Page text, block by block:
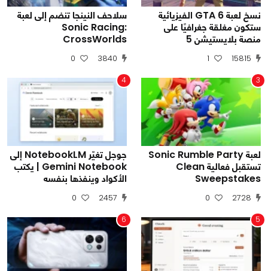
نسخ لعبة GTA 6 الفيزيائية
ستكون مغلقة جغرافيًا على
منصة بلايستيشن 5
15815
1
سلاحف النينجا تنضم إلى لعبة
Sonic Racing:
CrossWorlds
3840
0
3
لعبة Sonic Rumble Party
تستقبل فعالية Clean
Sweepstakes
2728
0
4
جوجل تغيّر NotebookLM إلى
Gemini Notebook | يكتب
الأكواد وينفذها بنفسه
2457
0
5
6